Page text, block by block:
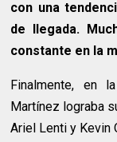
con una
de llegada.
constante en la
Finalmente, en
Martínez lograba
Ariel Lenti y Kevin